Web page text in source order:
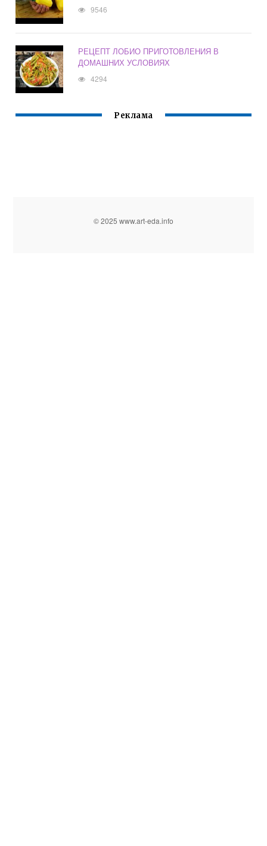
9546
РЕЦЕПТ ЛОБИО ПРИГОТОВЛЕНИЯ В
ДОМАШНИХ УСЛОВИЯХ
4294
Реклама
© 2025 www.art-eda.info